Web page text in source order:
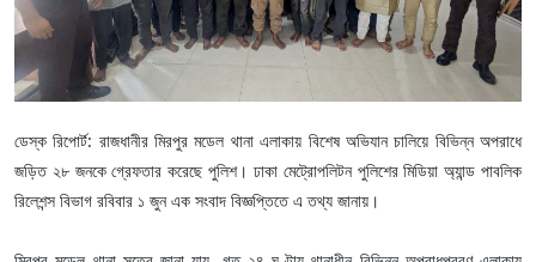
ডেস্ক রিপোর্ট: রাজধানীর মিরপুর মডেল থানা এলাকায় বিশেষ অভিযান চালিয়ে বিভিন্ন অপরাধে
জড়িত ২৮ জনকে গ্রেফতার করেছে পুলিশ। ঢাকা মেট্রোপলিটন পুলিশের মিডিয়া অ্যান্ড পাবলিক
রিলেশন্স বিভাগ রবিবার ১ জুন এক সংবাদ বিজ্ঞপ্তিতে এ তথ্য জানায়।